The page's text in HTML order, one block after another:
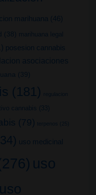
marihuana (46)
(38)
marihuana legal
posesion cannabis
asociaciones
(39)
(181) regulacion
cannabis (33)
(79) terpenos (25)
uso medicinal
uso
uso